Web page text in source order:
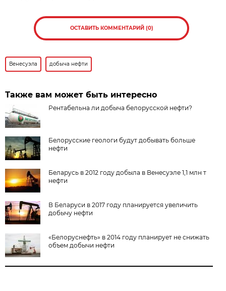
ОСТАВИТЬ КОММЕНТАРИЙ (0)
Венесуэла добыча нефти
Также вам может быть интересно
Рентабельна ли добыча белорусской нефти?
Белорусские геологи будут добывать больше
нефти
Беларусь в 2012 году добыла в Венесуэле 1,1 млн т
нефти
В Беларуси в 2017 году планируется увеличить
добычу нефти
«Белоруснефть» в 2014 году планирует не снижать
объем добычи нефти